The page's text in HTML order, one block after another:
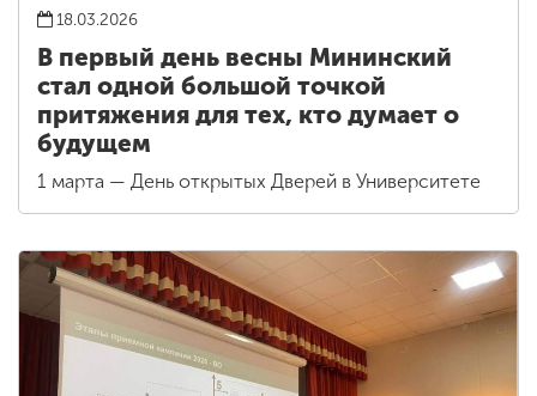
18.03.2026
В первый день весны Мининский
стал одной большой точкой
притяжения для тех, кто думает о
будущем
1 марта — День открытых Дверей в Университете